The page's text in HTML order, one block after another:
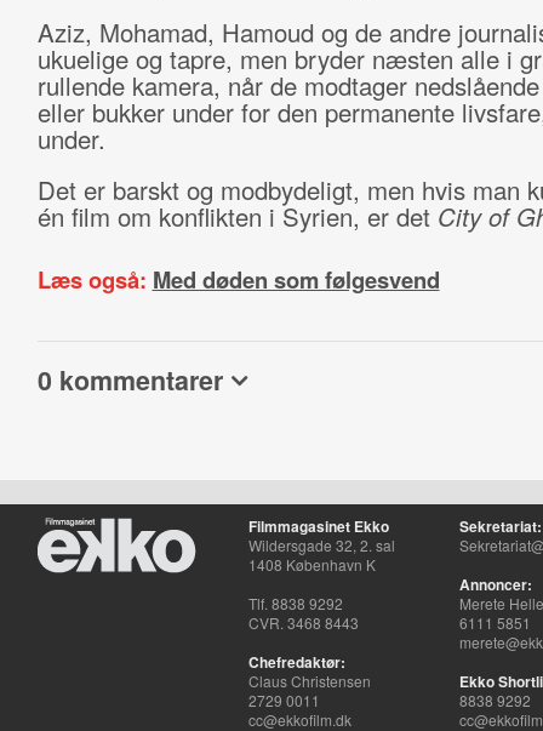
Aziz, Mohamad, Hamoud og de andre
ukuelige og tapre, men bryder næsten alle i
rullende kamera, når de modtager
eller bukker under for den permanente
under.
Det er barskt og modbydeligt, men hvis man
én film om konflikten i Syrien, er det City of
Læs også: Med døden som følgesvend
0 kommentarer
Filmmagasinet Ekko
Wildersgade 32, 2. sal
1408 København K
Tlf. 8838 9292
CVR. 3468 8443
Chefredaktør:
Claus Christensen
2729 0011
cc@ekkofilm.dk
Sekretariat:
Annoncer:
Merete
6111 5851
Ekko
8838 9292